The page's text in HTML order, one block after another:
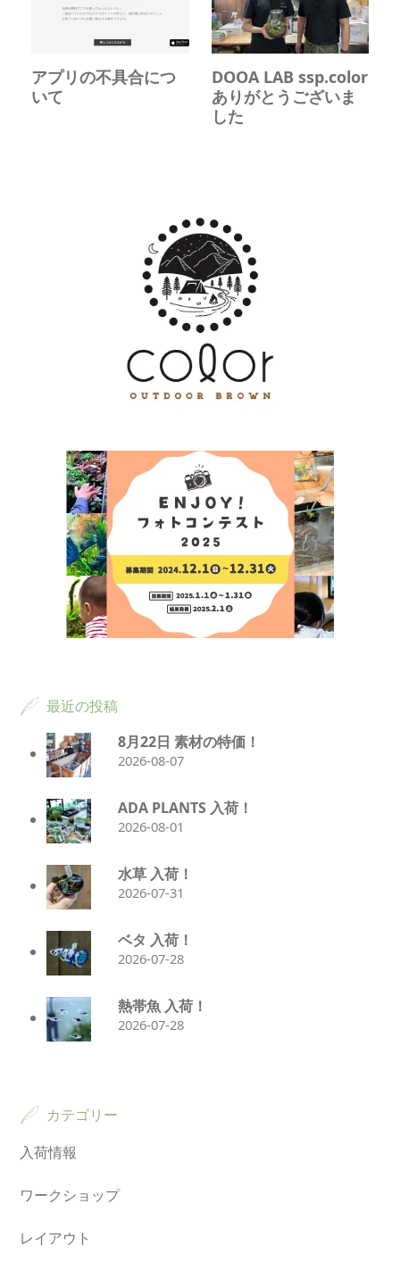
アプリの不具合につ
いて
DOOA LAB ssp.color
ありがとうございま
した
最近の投稿
8月22日 素材の特価！
2026-08-07
ADA PLANTS 入荷！
2026-08-01
水草 入荷！
2026-07-31
ベタ 入荷！
2026-07-28
熱帯魚 入荷！
2026-07-28
カテゴリー
入荷情報
ワークショップ
レイアウト